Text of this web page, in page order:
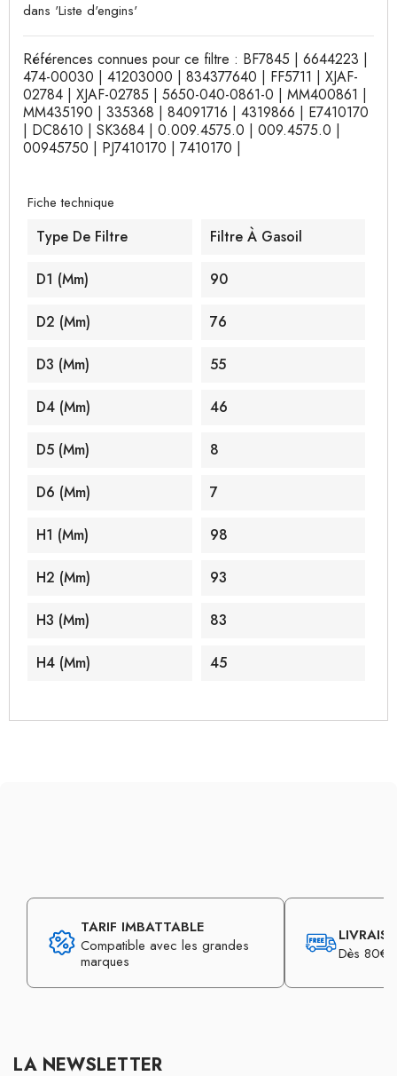
dans 'Liste d'engins'
Références connues pour ce filtre : BF7845 | 6644223 |
474-00030 | 41203000 | 834377640 | FF5711 | XJAF-
02784 | XJAF-02785 | 5650-040-0861-0 | MM400861 |
MM435190 | 335368 | 84091716 | 4319866 | E7410170
| DC8610 | SK3684 | 0.009.4575.0 | 009.4575.0 |
00945750 | PJ7410170 | 7410170 |
Fiche technique
Type De Filtre Filtre À Gasoil
D1 (mm) 90
D2 (mm) 76
D3 (mm) 55
D4 (mm) 46
D5 (mm) 8
D6 (mm) 7
H1 (mm) 98
H2 (mm) 93
H3 (mm) 83
H4 (mm) 45
TARIF IMBATTABLE
Compatible avec les grandes
marques
Dès 80€
LA NEWSLETTER